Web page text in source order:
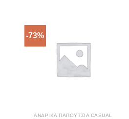
-73%
ΑΝΔΡΙΚΆ ΠΑΠΟΎΤΣΙΑ CASUAL